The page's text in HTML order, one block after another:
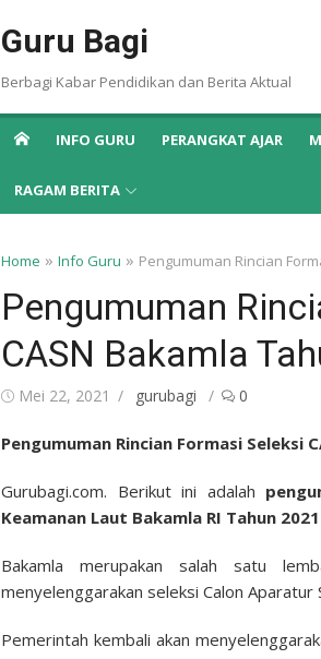
Guru Bagi
Berbagi Kabar Pendidikan dan Berita Aktual
INFO GURU PERANGKAT AJAR
RAGAM BERITA
Home » Info Guru » Pengumuman Rincian
Pengumuman
CASN Bakamla
PostedMei 22, 2021 Author
gurubagi 0
Pengumuman Rincian Formasi Seleksi
Gurubagi.com. Berikut ini adalah
Keamanan Laut Bakamla RI Tahun
Bakamla merupakan salah satu
menyelenggarakan seleksi Calon Aparatur
Pemerintah kembali akan